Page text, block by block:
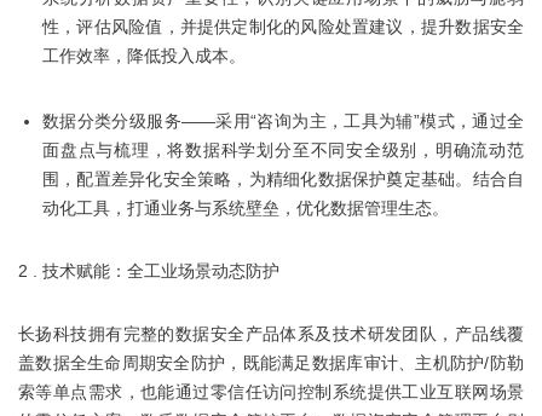
性，评估风险值，并提供定制化的风险处置建议，提升数据安全
工作效率，降低投入成本。
数据分类分级服务——采用“咨询为主，工具为辅”模式，通过全
面盘点与梳理，将数据科学划分至不同安全级别，明确流动范
围，配置差异化安全策略，为精细化数据保护奠定基础。结合自
动化工具，打通业务与系统壁垒，优化数据管理生态。
2 . 技术赋能：全工业场景动态防护
长扬科技拥有完整的数据安全产品体系及技术研发团队，产品线覆
盖数据全生命周期安全防护，既能满足数据库审计、主机防护/防勒
索等单点需求，也能通过零信任访问控制系统提供工业互联网场景